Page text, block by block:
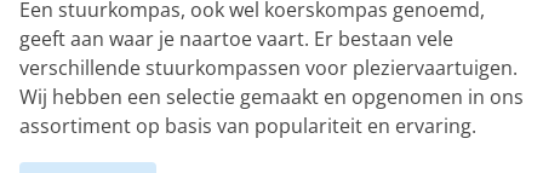
Een stuurkompas, ook wel koerskompas genoemd,
geeft aan waar je naartoe vaart. Er bestaan vele
verschillende stuurkompassen voor pleziervaartuigen.
Wij hebben een selectie gemaakt en opgenomen in ons
assortiment op basis van populariteit en ervaring.